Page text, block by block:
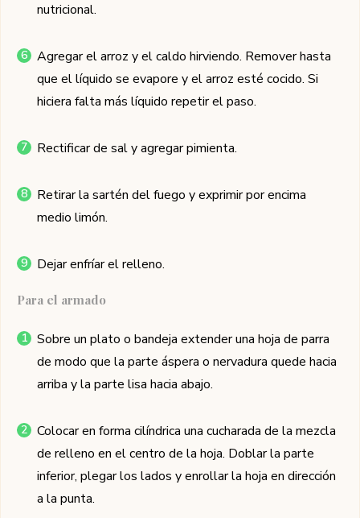
nutricional.
Agregar el arroz y el caldo hirviendo. Remover hasta
que el líquido se evapore y el arroz esté cocido. Si
hiciera falta más líquido repetir el paso.
Rectificar de sal y agregar pimienta.
Retirar la sartén del fuego y exprimir por encima
medio limón.
Dejar enfríar el relleno.
Para el armado
Sobre un plato o bandeja extender una hoja de parra
de modo que la parte áspera o nervadura quede hacia
arriba y la parte lisa hacia abajo.
Colocar en forma cilíndrica una cucharada de la mezcla
de relleno en el centro de la hoja. Doblar la parte
inferior, plegar los lados y enrollar la hoja en dirección
a la punta.